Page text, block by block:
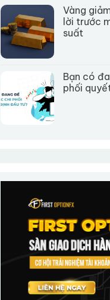
Vàng
lời trước
suất
Bạn có
phối